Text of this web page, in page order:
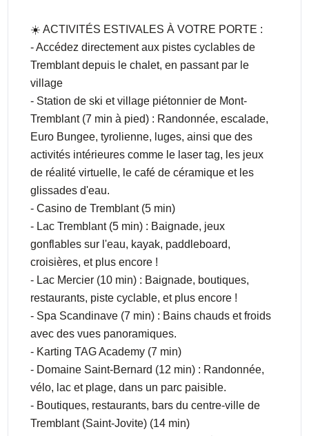
☀️ ACTIVITÉS ESTIVALES À VOTRE PORTE :
- Accédez directement aux pistes cyclables de
Tremblant depuis le chalet, en passant par le
village
- Station de ski et village piétonnier de Mont-
Tremblant (7 min à pied) : Randonnée, escalade,
Euro Bungee, tyrolienne, luges, ainsi que des
activités intérieures comme le laser tag, les jeux
de réalité virtuelle, le café de céramique et les
glissades d'eau.
- Casino de Tremblant (5 min)
- Lac Tremblant (5 min) : Baignade, jeux
gonflables sur l'eau, kayak, paddleboard,
croisières, et plus encore !
- Lac Mercier (10 min) : Baignade, boutiques,
restaurants, piste cyclable, et plus encore !
- Spa Scandinave (7 min) : Bains chauds et froids
avec des vues panoramiques.
- Karting TAG Academy (7 min)
- Domaine Saint-Bernard (12 min) : Randonnée,
vélo, lac et plage, dans un parc paisible.
- Boutiques, restaurants, bars du centre-ville de
Tremblant (Saint-Jovite) (14 min)